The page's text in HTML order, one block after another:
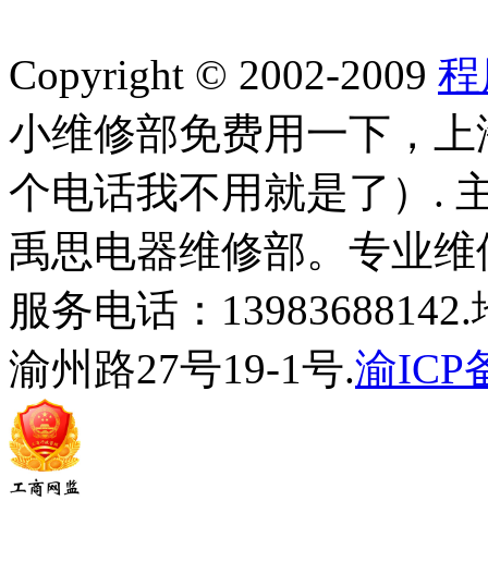
Copyright © 2002-2009 程
小维修部免费用一下，
个电话我不用就是了）.
禹思电器维修部。专业
服务电话：
渝州路27号19-1号.渝ICP